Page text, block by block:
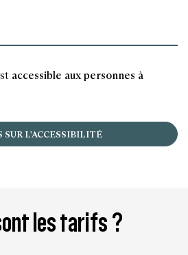
accessible aux personnes à
SUR L'ACCESSIBILITÉ
les tarifs ?